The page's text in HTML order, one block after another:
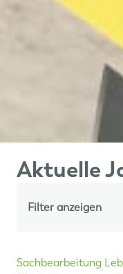
Aktuelle
Filter anzeigen
Sachbearbeitung